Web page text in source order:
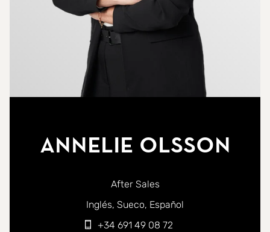
Annelie Olsson
After Sales
Puede ponerse en contacto conmigo en los siguientes
Inglés Sueco Español
+34 691 49 08 72